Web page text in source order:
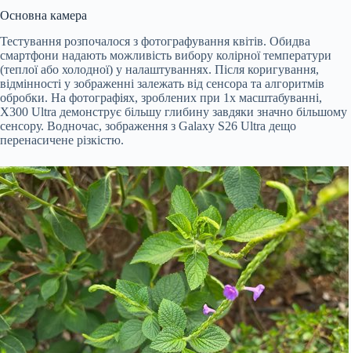
Основна камера
Тестування розпочалося з фотографування квітів. Обидва
смартфони надають можливість вибору колірної температури
(теплої або холодної) у налаштуваннях. Після коригування,
відмінності у зображенні залежать від сенсора та алгоритмів
обробки. На фотографіях, зроблених при 1x масштабуванні,
X300 Ultra демонструє більшу глибину завдяки значно більшому
сенсору. Водночас, зображення з Galaxy S26 Ultra дещо
перенасичене різкістю.